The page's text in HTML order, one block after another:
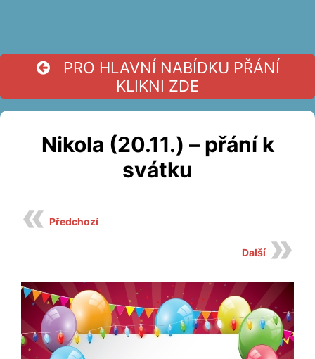
PRO HLAVNÍ NABÍDKU PŘÁNÍ
KLIKNI ZDE
Nikola (20.11.) – přání k
svátku
Předchozí
Další